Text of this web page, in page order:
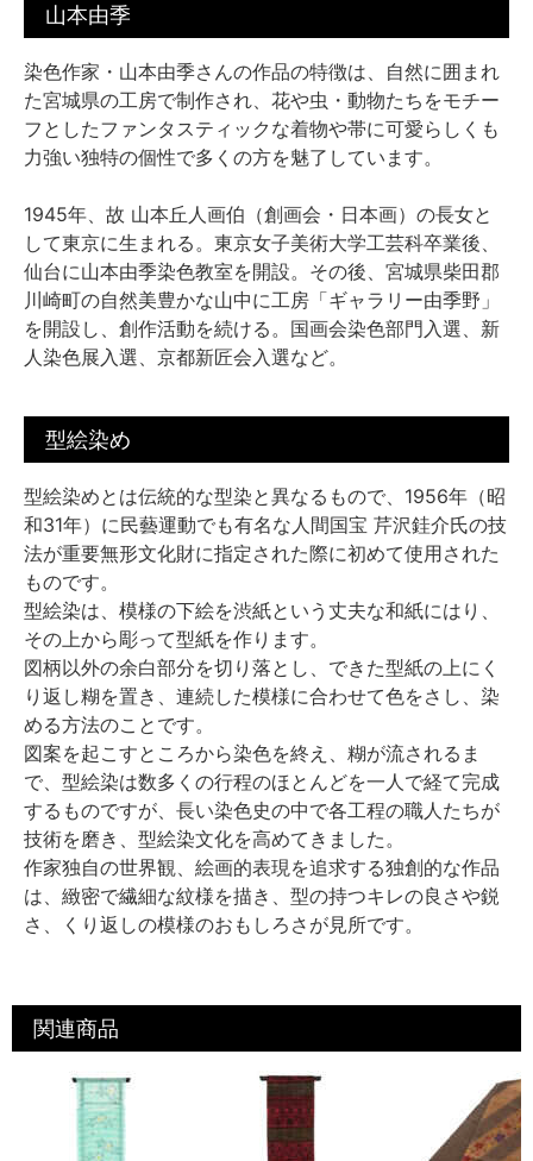
山本由季
染色作家・山本由季さんの作品の特徴は、自然に囲まれ
た宮城県の工房で制作され、花や虫・動物たちをモチー
フとしたファンタスティックな着物や帯に可愛らしくも
力強い独特の個性で多くの方を魅了しています。
1945年、故 山本丘人画伯（創画会・日本画）の長女と
して東京に生まれる。東京女子美術大学工芸科卒業後、
仙台に山本由季染色教室を開設。その後、宮城県柴田郡
川崎町の自然美豊かな山中に工房「ギャラリー由季野」
を開設し、創作活動を続ける。国画会染色部門入選、新
人染色展入選、京都新匠会入選など。
型絵染め
型絵染めとは伝統的な型染と異なるもので、1956年（昭
和31年）に民藝運動でも有名な人間国宝 芹沢銈介氏の技
法が重要無形文化財に指定された際に初めて使用された
ものです。
型絵染は、模様の下絵を渋紙という丈夫な和紙にはり、
その上から彫って型紙を作ります。
図柄以外の余白部分を切り落とし、できた型紙の上にく
り返し糊を置き、連続した模様に合わせて色をさし、染
める方法のことです。
図案を起こすところから染色を終え、糊が流されるま
で、型絵染は数多くの行程のほとんどを一人で経て完成
するものですが、長い染色史の中で各工程の職人たちが
技術を磨き、型絵染文化を高めてきました。
作家独自の世界観、絵画的表現を追求する独創的な作品
は、緻密で繊細な紋様を描き、型の持つキレの良さや鋭
さ、くり返しの模様のおもしろさが見所です。
関連商品